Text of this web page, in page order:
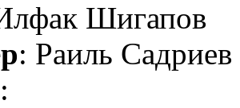
Шигапов
: Раиль Садриев
: